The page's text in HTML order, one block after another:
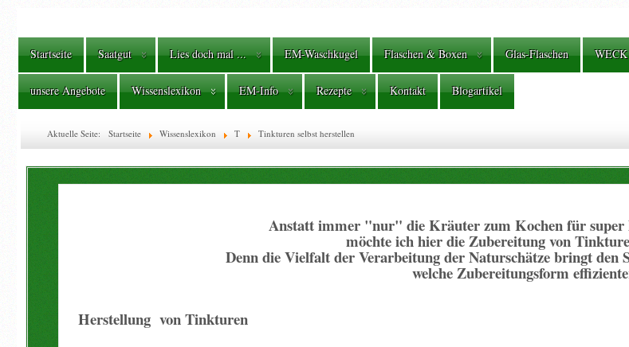
Startseite Saatgut Lies doch mal ... EM-Waschkugel Flaschen & Boxen Glas-Flaschen WECK
unsere Angebote Wissenslexikon EM-Info Rezepte Kontakt Blogartikel
Aktuelle Seite: Startseite Wissenslexikon T Tinkturen selbst herstellen
Anstatt immer "nur" die Kräuter zum Kochen für super
möchte ich hier die Zubereitung von
Denn die Vielfalt der Verarbeitung der Naturschätze bringt den
welche Zubereitungsform
Herstellung von Tinkturen